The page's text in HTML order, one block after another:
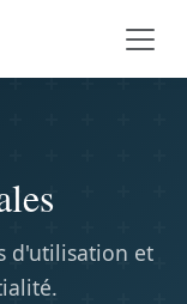
d'utilisation et